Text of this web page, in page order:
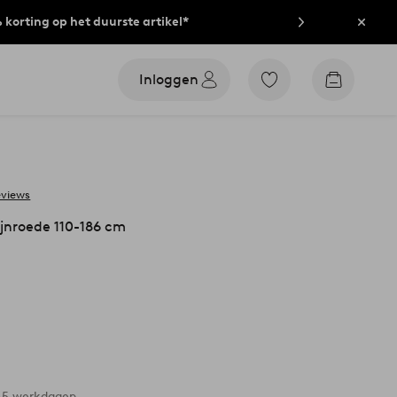
korting op het duurste artikel*
Inloggen
Ga
Go
110-186 cm